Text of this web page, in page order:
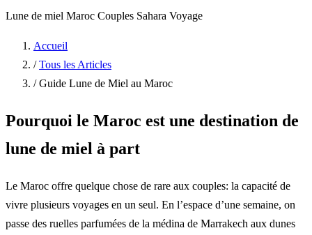
Lune de miel Maroc Couples Sahara Voyage
Accueil
/ Tous les Articles
/ Guide Lune de Miel au Maroc
Pourquoi le Maroc est une destination de
lune de miel à part
Le Maroc offre quelque chose de rare aux couples: la capacité de
vivre plusieurs voyages en un seul. En l’espace d’une semaine, on
passe des ruelles parfumées de la médina de Marrakech aux dunes